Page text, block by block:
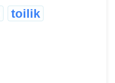
toilik